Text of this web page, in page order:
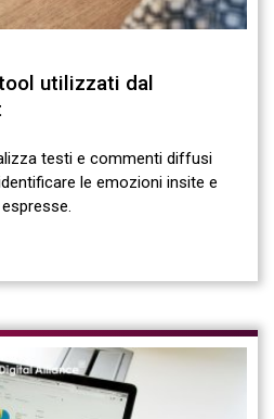
utilizzati dal
testi e commenti diffusi
le emozioni insite e